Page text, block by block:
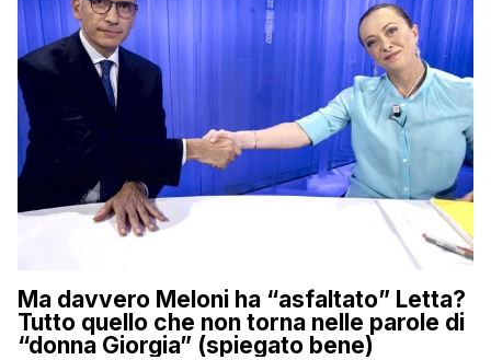
Ma davvero Meloni ha “asfaltato” Letta?
Tutto quello che non torna nelle parole di
“donna Giorgia” (spiegato bene)